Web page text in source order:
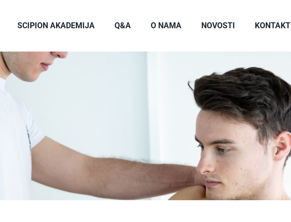
SCIPION AKADEMIJA Q&A O NAMA NOVOSTI KONTAKT